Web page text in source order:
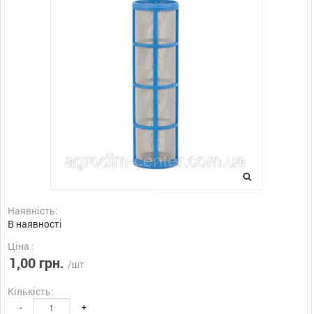
Наявність:
В наявності
Ціна :
1,00 грн. /шт
Кількість:
- +